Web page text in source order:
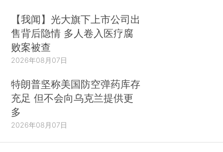
【我闻】光大旗下上市公司出
售背后隐情 多人卷入医疗腐
败案被查
2026年08月07日
特朗普坚称美国防空弹药库存
充足 但不会向乌克兰提供更
多
2026年08月07日